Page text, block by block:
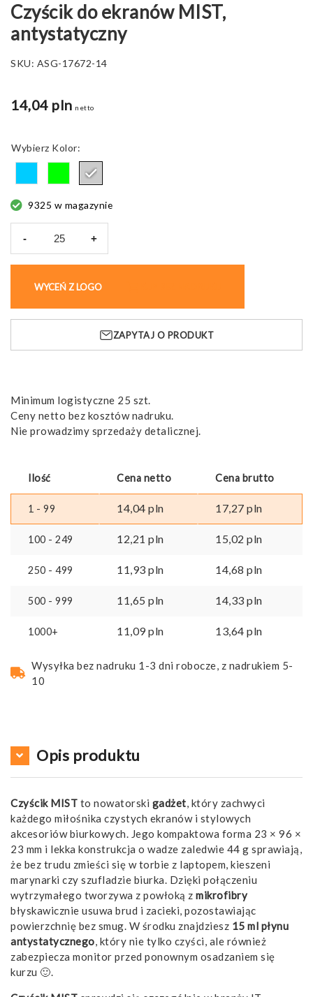
Czyścik do ekranów MIST,
antystatyczny
SKU: ASG-17672-14
14,04 pln netto
Kolor
9325 w magazynie
-
ekranów
MIST,
antystatyczny
+
WYCEŃ Z LOGO
ZAPYTAJ O PRODUKT
Minimum logistyczne 25 szt.
Ceny netto bez kosztów nadruku.
Nie prowadzimy sprzedaży detalicznej.
Ilość Cena netto Cena brutto
1 - 99 14,04 pln 17,27 pln
100 - 249 12,21 pln 15,02 pln
250 - 499 11,93 pln 14,68 pln
500 - 999 11,65 pln 14,33 pln
1000+ 11,09pln 13,64 pln
Wysyłka bez nadruku 1-3 dni robocze, z nadrukiem 5-
10
Opis produktu
Czyścik MIST to nowatorski gadżet, który zachwyci
każdego miłośnika czystych ekranów i stylowych
akcesoriów biurkowych. Jego kompaktowa forma 23 × 96 ×
23 mm i lekka konstrukcja o wadze zaledwie 44 g sprawiają,
że bez trudu zmieści się w torbie z laptopem, kieszeni
marynarki czy szufladzie biurka. Dzięki połączeniu
wytrzymałego tworzywa z powłoką z mikrofibry
błyskawicznie usuwa brud i zacieki, pozostawiając
powierzchnię bez smug. W środku znajdziesz 15 ml płynu
antystatycznego, który nie tylko czyści, ale również
zabezpiecza monitor przed ponownym osadzaniem się
kurzu 🙂.